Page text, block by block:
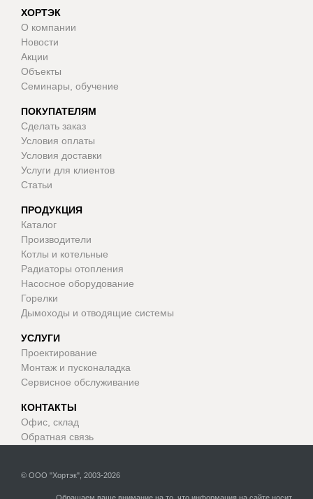
ХОРТЭК
О компании
Новости
Акции
Объекты
Семинары, обучение
ПОКУПАТЕЛЯМ
Сделать заказ
Условия оплаты
Условия доставки
Услуги для клиентов
Статьи
ПРОДУКЦИЯ
Каталог
Производители
Котлы и котельные
Радиаторы отопления
Насосное оборудование
Горелки
Дымоходы и отводящие системы
УСЛУГИ
Проектирование
Монтаж и пусконаладка
Сервисное обслуживание
КОНТАКТЫ
Офис, склад
Обратная связь
© ООО "Хортэк", 2003-2026